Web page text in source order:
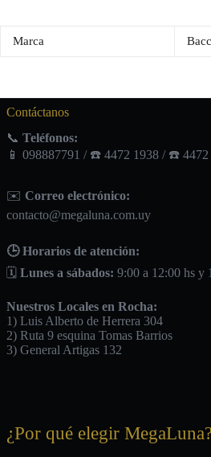
Marca
Contáctanos
📞 Teléfonos:
📱 098887791 / ☎️ 4472 1938 / ☎️ 4472
✉️ Correo electrónico:
contacto@megaluna.com.uy
🕒 Horarios de atención:
🗓️ Lunes a sábados: 9:00 a 12:00 hs y
Nuestros Locales en Rocha:
1) Luis Alberto de Herrera 304
2) Ruta 9 esquina Tomas Barrios
3) General Artigas 132
¿Por qué elegir